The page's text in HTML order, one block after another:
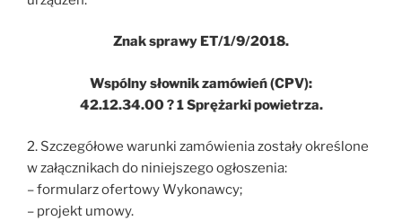
Znak sprawy ET/1/9/2018.
Wspólny słownik zamówień (CPV):
42.12.34.00 ? 1 Sprężarki powietrza.
2. Szczegółowe warunki zamówienia zostały określone
w załącznikach do niniejszego ogłoszenia:
– formularz ofertowy Wykonawcy;
– projekt umowy.